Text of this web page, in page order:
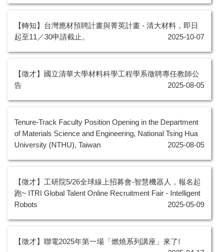
【轉知】台灣應材預聘計畫與菁英計畫 - 清大材料，即日
起至11／30申請截止。
2025-10-07
【徵才】國立清華大學材料科學工程學系徵聘專任教師公
告
2025-08-05
Tenure-Track Faculty Position Opening in the Department
of Materials Science and Engineering, National Tsing Hua
University (NTHU), Taiwan
2025-08-05
【徵才】工研院5/26全球線上招募會-智慧機器人，報名起
跑~ ITRI Global Talent Online Recruitment Fair - Intelligent
Robots
2025-05-09
【徵才】聯電2025年第一場「燃燒系列講座」來了!